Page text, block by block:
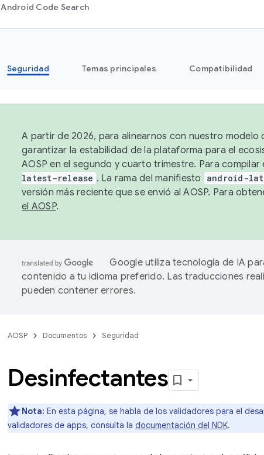
Android Code Search
Seguridad Temas principales Compatibilidad
A partir de 2026, para alinearnos con nuestro modelo
garantizar la estabilidad de la plataforma para el
AOSP en el segundo y cuarto trimestre. Para compilar
latest-release . La rama del manifiesto android-
versión más reciente que se envió al AOSP. Para
el AOSP.
Google utiliza tecnología de IA
contenido a tu idioma preferido. Las traducciones
pueden contener errores.
AOSP Documentos Seguridad
Desinfectantes
Nota: En esta página, se habla de los validadores para el
validadores de apps, consulta la documentación del NDK.